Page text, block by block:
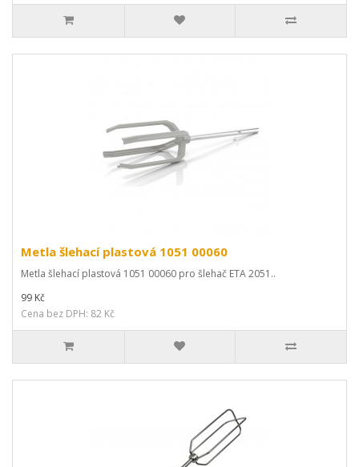
Metla šlehací plastová 1051 00060
Metla šlehací plastová 1051 00060 pro šlehač ETA 2051..
99 Kč
Cena bez DPH: 82 Kč